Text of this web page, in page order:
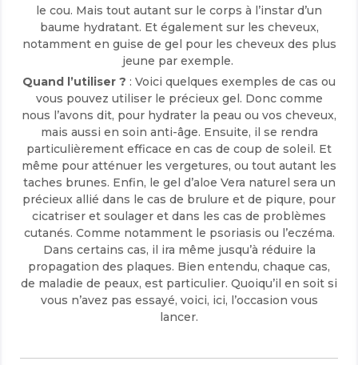
le cou. Mais tout autant sur le corps à l’instar d’un
baume hydratant. Et également sur les cheveux,
notamment en guise de gel pour les cheveux des plus
jeune par exemple.
Quand l’utiliser ? : Voici quelques exemples de cas ou
vous pouvez utiliser le précieux gel. Donc comme
nous l’avons dit, pour hydrater la peau ou vos cheveux,
mais aussi en soin anti-âge. Ensuite, il se rendra
particulièrement efficace en cas de coup de soleil. Et
même pour atténuer les vergetures, ou tout autant les
taches brunes. Enfin, le gel d’aloe Vera naturel sera un
précieux allié dans le cas de brulure et de piqure, pour
cicatriser et soulager et dans les cas de problèmes
cutanés. Comme notamment le psoriasis ou l’eczéma.
Dans certains cas, il ira même jusqu’à réduire la
propagation des plaques. Bien entendu, chaque cas,
de maladie de peaux, est particulier. Quoiqu’il en soit si
vous n’avez pas essayé, voici, ici, l’occasion vous
lancer.